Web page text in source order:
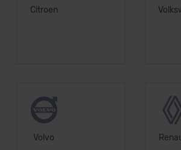
Citroen
Volvo